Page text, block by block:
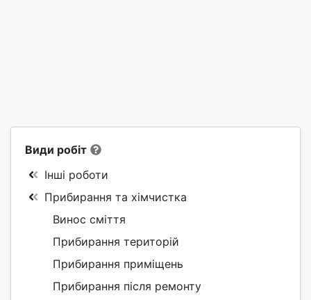
Види робіт
Інші роботи
Прибирання та хімчистка
Винос сміття
Прибирання територій
Прибирання приміщень
Прибирання після ремонту